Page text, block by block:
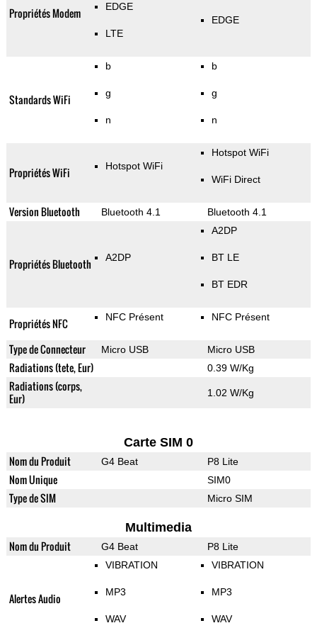
Propriétés Modem EDGE
LTE
EDGE
Standards WiFi
b
g
n
b
g
n
Propriétés WiFi Hotspot WiFi
Hotspot WiFi
WiFi Direct
Version Bluetooth Bluetooth 4.1 Bluetooth 4.1
Propriétés Bluetooth A2DP
A2DP
BT LE
BT EDR
Propriétés NFC NFC Présent NFC Présent
Type de Connecteur Micro USB Micro USB
Radiations (tete, Eur) 0.39 W/Kg
Radiations (corps,
Eur)
1.02 W/Kg
Carte SIM 0
Nom du Produit G4 Beat P8 Lite
Nom Unique SIM0
Type de SIM Micro SIM
Multimedia
Nom du Produit G4 Beat P8 Lite
Alertes Audio
VIBRATION
MP3
WAV
VIBRATION
MP3
WAV